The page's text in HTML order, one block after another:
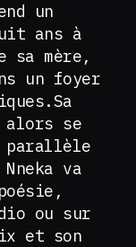
un
ans à
sa mère,
un foyer
se
parallèle
va
ou sur
et son